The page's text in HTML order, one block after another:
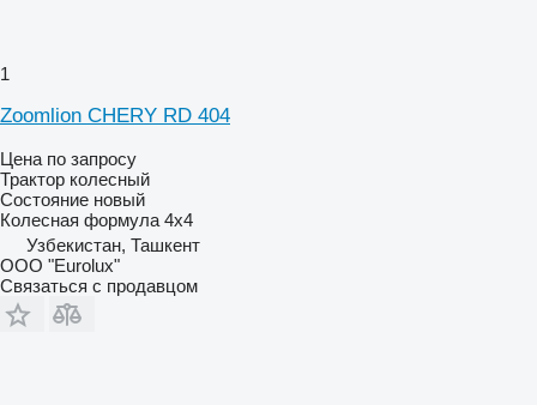
1
Zoomlion CHERY RD 404
Цена по запросу
Трактор колесный
Состояние новый
Колесная формула 4x4
Узбекистан, Ташкент
ООО "Eurolux"
Связаться с продавцом